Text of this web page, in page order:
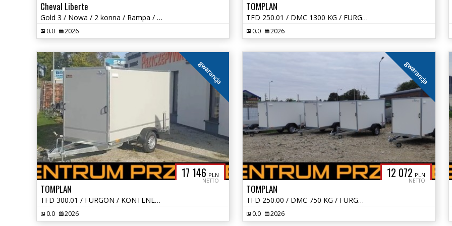
Cheval Liberte
Gold 3 / Nowa / 2 konna / Rampa / Siodlarnia / DMC: 1400-2600 kg
0.0 2026
TOMPLAN
TFD 250.01 / DMC 1300 KG / FURGON / KONTENER
0.0 2026
17 146 PLN
NETTO
gwarancja
TOMPLAN
TFD 300.01 / FURGON / KONTENER / DMC 1300 KG
0.0 2026
12 072 PLN
NETTO
gwarancja
TOMPLAN
TFD 250.00 / DMC 750 KG / FURGON / KONTENER
0.0 2026